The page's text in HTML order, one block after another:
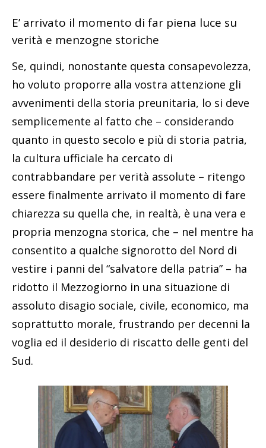
E’ arrivato il momento di far piena luce su
verità e menzogne storiche
Se, quindi, nonostante questa consapevolezza,
ho voluto proporre alla vostra attenzione gli
avvenimenti della storia preunitaria, lo si deve
semplicemente al fatto che – considerando
quanto in questo secolo e più di storia patria,
la cultura ufficiale ha cercato di
contrabbandare per verità assolute – ritengo
essere finalmente arrivato il momento di fare
chiarezza su quella che, in realtà, è una vera e
propria menzogna storica, che – nel mentre ha
consentito a qualche signorotto del Nord di
vestire i panni del “salvatore della patria” – ha
ridotto il Mezzogiorno in una situazione di
assoluto disagio sociale, civile, economico, ma
soprattutto morale, frustrando per decenni la
voglia ed il desiderio di riscatto delle genti del
Sud.